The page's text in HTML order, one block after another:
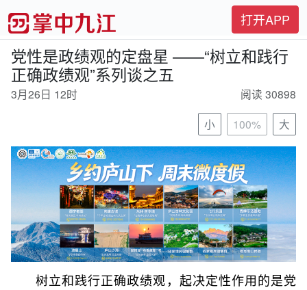
打开APP
党性是政绩观的定盘星 ——“树立和践行
正确政绩观”系列谈之五
3月26日 12时
阅读 30898
小
100% 大
树立和践行正确政绩观，起决定性作用的是党